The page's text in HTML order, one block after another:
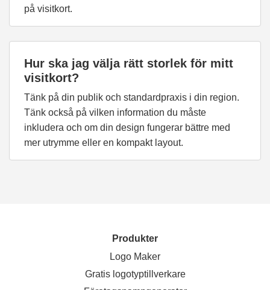
på visitkort.
Hur ska jag välja rätt storlek för mitt
visitkort?
Tänk på din publik och standardpraxis i din region.
Tänk också på vilken information du måste
inkludera och om din design fungerar bättre med
mer utrymme eller en kompakt layout.
Produkter
Logo Maker
Gratis logotyptillverkare